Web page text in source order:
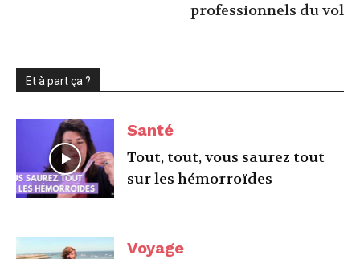
professionnels du vol
Et à part ça ?
Santé
Tout, tout, vous saurez tout
sur les hémorroïdes
Voyage